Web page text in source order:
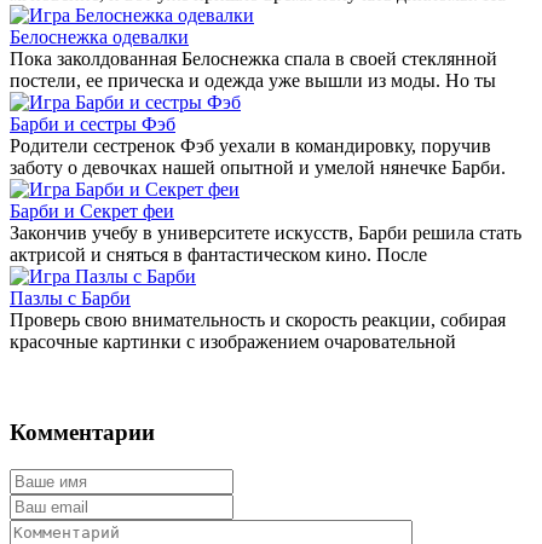
Белоснежка одевалки
Пока заколдованная Белоснежка спала в своей стеклянной
постели, ее прическа и одежда уже вышли из моды. Но ты
Барби и сестры Фэб
Родители сестренок Фэб уехали в командировку, поручив
заботу о девочках нашей опытной и умелой нянечке Барби.
Барби и Секрет феи
Закончив учебу в университете искусств, Барби решила стать
актрисой и сняться в фантастическом кино. После
Пазлы с Барби
Проверь свою внимательность и скорость реакции, собирая
красочные картинки с изображением очаровательной
Комментарии